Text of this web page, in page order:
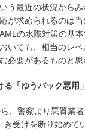
う最近の状況から
が求められるのは
の水際対策の基
いても、相当のレ
必要があるものと思
「ゆうパック悪用」
、警察より悪質業
受けを断り始めて